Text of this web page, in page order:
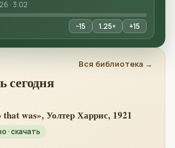
· 3:02
−15 1.25× +15
Вся библиотека →
сегодня
was», Уолтер Харрис, 1921
· скачать